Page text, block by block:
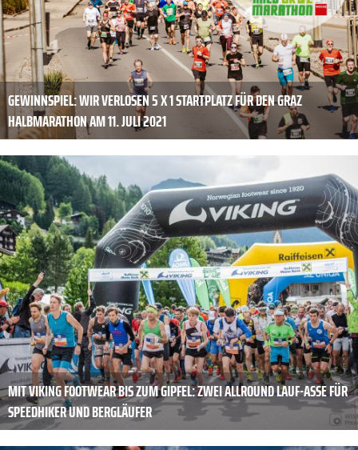
GEWINNSPIEL: WIR VERLOSEN 5 X 1 STARTPLATZ FÜR DEN GRAZ
HALBMARATHON AM 11. JULI 2021
MIT VIKING FOOTWEAR BIS ZUM GIPFEL: ZWEI ALLROUND LAUF-ASSE FÜR
SPEEDHIKER UND BERGLÄUFER